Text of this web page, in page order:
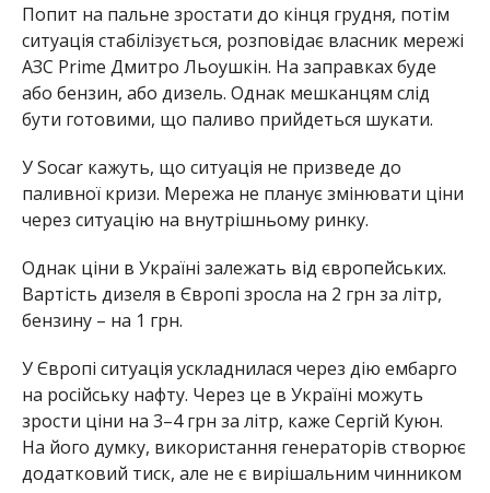
Попит на пальне зростати до кінця грудня, потім
ситуація стабілізується, розповідає власник мережі
АЗС Prime Дмитро Льоушкін. На заправках буде
або бензин, або дизель. Однак мешканцям слід
бути готовими, що паливо прийдеться шукати.
У Socar кажуть, що ситуація не призведе до
паливної кризи. Мережа не планує змінювати ціни
через ситуацію на внутрішньому ринку.
Однак ціни в Україні залежать від європейських.
Вартість дизеля в Європі зросла на 2 грн за літр,
бензину – на 1 грн.
У Європі ситуація ускладнилася через дію ембарго
на російську нафту. Через це в Україні можуть
зрости ціни на 3–4 грн за літр, каже Сергій Куюн.
На його думку, використання генераторів створює
додатковий тиск, але не є вирішальним чинником